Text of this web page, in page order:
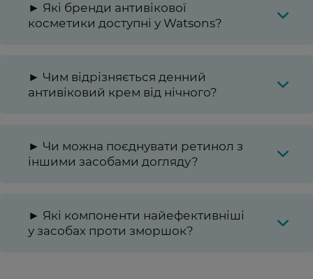
► Які бренди антивікової
косметики доступні у Watsons?
► Чим відрізняється денний
антивіковий крем від нічного?
► Чи можна поєднувати ретинол з
іншими засобами догляду?
► Які компоненти найефективніші
у засобах проти зморшок?